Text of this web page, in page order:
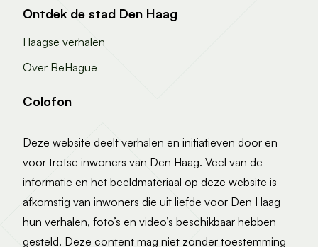
Ontdek de stad Den Haag
Haagse verhalen
Over BeHague
Colofon
Deze website deelt verhalen en initiatieven door en
voor trotse inwoners van Den Haag. Veel van de
informatie en het beeldmateriaal op deze website is
afkomstig van inwoners die uit liefde voor Den Haag
hun verhalen, foto’s en video’s beschikbaar hebben
gesteld. Deze content mag niet zonder toestemming